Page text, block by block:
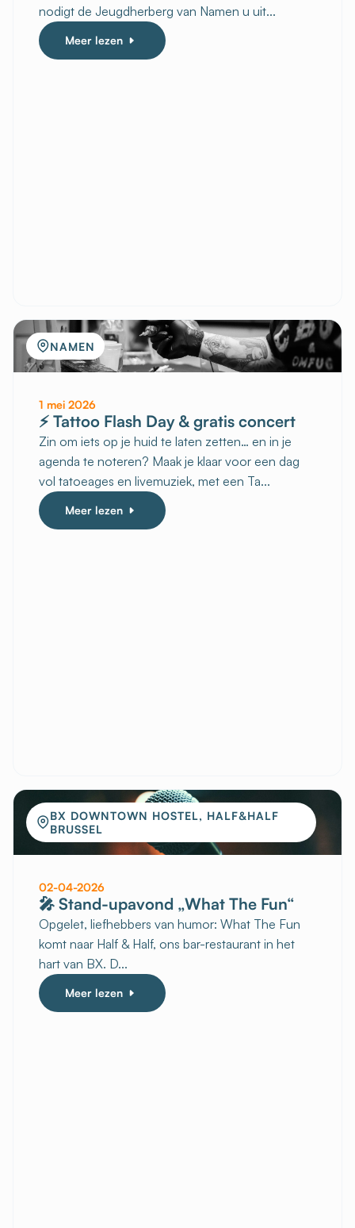
nodigt de Jeugdherberg van Namen u uit...
Meer lezen
NAMEN
1 mei 2026
⚡ Tattoo Flash Day & gratis concert
Zin om iets op je huid te laten zetten… en in je
agenda te noteren? Maak je klaar voor een dag
vol tatoeages en livemuziek, met een Ta...
Meer lezen
BX DOWNTOWN HOSTEL, HALF&HALF
BRUSSEL
02-04-2026
🎤 Stand-upavond „What The Fun“
Opgelet, liefhebbers van humor: What The Fun
komt naar Half & Half, ons bar-restaurant in het
hart van BX. D...
Meer lezen